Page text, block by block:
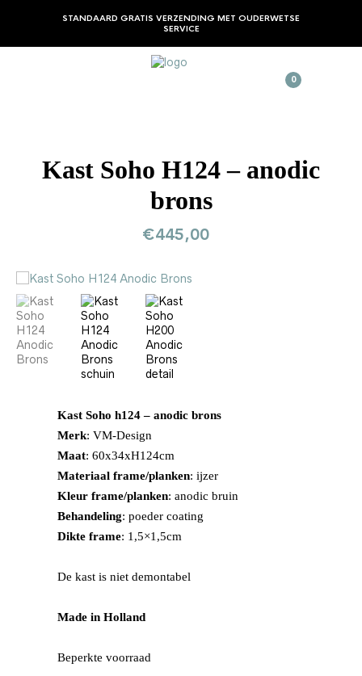
STANDAARD GRATIS VERZENDING MET OUDERWETSE
SERVICE
0
Kast Soho H124 – anodic
brons
€445,00
Kast Soho h124 – anodic brons
Merk: VM-Design
Maat: 60x34xH124cm
Materiaal frame/planken: ijzer
Kleur frame/planken: anodic bruin
Behandeling: poeder coating
Dikte frame: 1,5×1,5cm
De kast is niet demontabel
Made in Holland
Beperkte voorraad